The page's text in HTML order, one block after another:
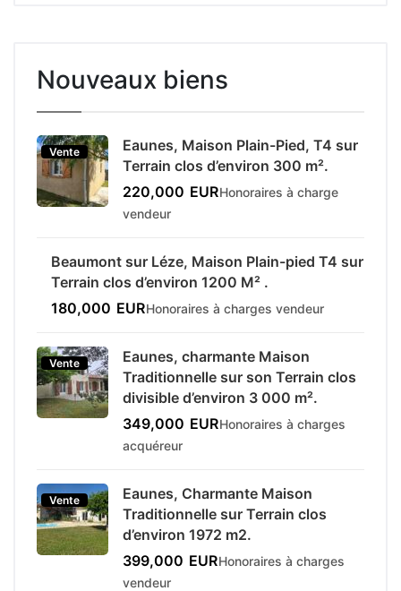
Nouveaux biens
Vente
Eaunes, Maison Plain-Pied, T4 sur
Terrain clos d’environ 300 m².
220,000 EURHonoraires à charge
vendeur
Vente
Beaumont sur Léze, Maison Plain-pied T4 sur
Terrain clos d’environ 1200 M² .
180,000 EURHonoraires à charges vendeur
Vente
Eaunes, charmante Maison
Traditionnelle sur son Terrain clos
divisible d’environ 3 000 m².
349,000 EURHonoraires à charges
acquéreur
Vente
Eaunes, Charmante Maison
Traditionnelle sur Terrain clos
d’environ 1972 m2.
399,000 EURHonoraires à charges
vendeur